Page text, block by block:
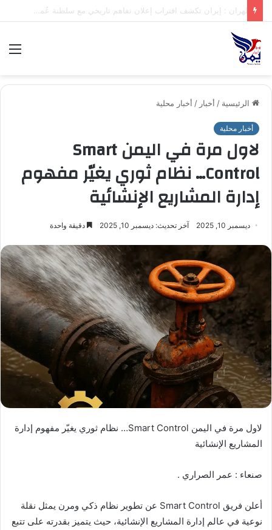
الرئيسية / أخبار / أخبار محلية
أخبار محلية
لاول مرة في اليمن Smart
Control… نظام ثوري يغيّر مفهوم
إدارة المشاريع الإنشائية
ديسمبر 10, 2025 آخر تحديث: ديسمبر 10, 2025 دقيقة واحدة
لاول مرة في اليمن Smart Control… نظام ثوري يغيّر مفهوم إدارة
المشاريع الإنشائية
صنعاء : عمر الصراري .
أعلن فريق Smart Control عن تطوير نظام ذكي ومرن يمثل نقلة
نوعية في عالم إدارة المشاريع الإنشائية، حيث يتميز بقدرته على تتبع